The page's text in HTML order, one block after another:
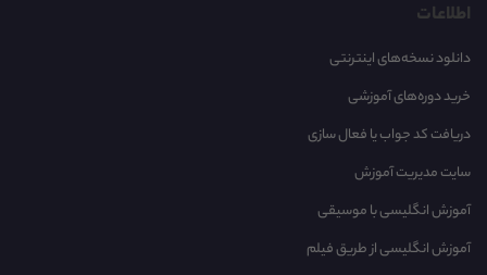
اطلاعات
دانلود نسخه‌های اینترنتی
خرید دوره‌های آموزشی
دریافت کد جواب یا فعال سازی
سایت مدیریت آموزش
آموزش انگلیسی با موسیقی‌
آموزش انگلیسی از طریق فیلم